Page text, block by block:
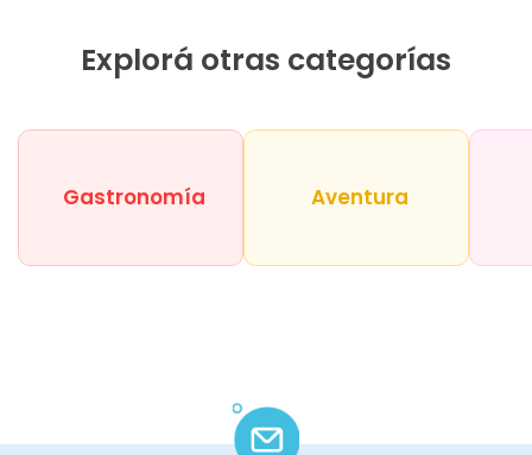
Explorá otras categorías
Gastronomía Aventura